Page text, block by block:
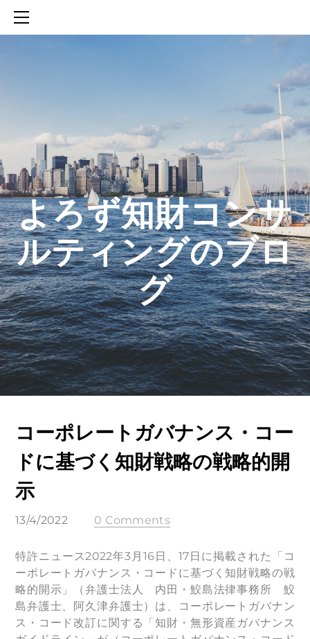
​よろず知財コンサ
ルティングのブロ
グ
コーポレートガバナンス・コー
ドに基づく知財戦略の戦略的開
示
13/4/2022 0 Comments
特許ニュース2022年3月16日、17日に掲載された「コ
ーポレートガバナンス・コードに基づく知財戦略の戦
略的開示」（弁護士法人 内田・鮫島法律事務所 鮫
島弁護士、阿久津弁護士）は、コーポレートガバナン
ス・コード改訂に関する「知財・無形資産ガバナンス
SERVICES
知財活動のROICへの貢献
生成AIを活用した知財戦略の策定方法
生成AIとの「壁打ち」で、新たな発明を創出する方法